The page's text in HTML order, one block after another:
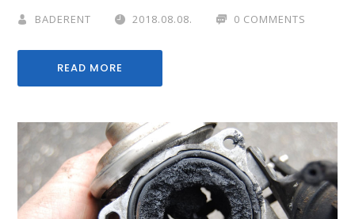
BADERENT 2018.08.08. 0 COMMENTS
READ MORE